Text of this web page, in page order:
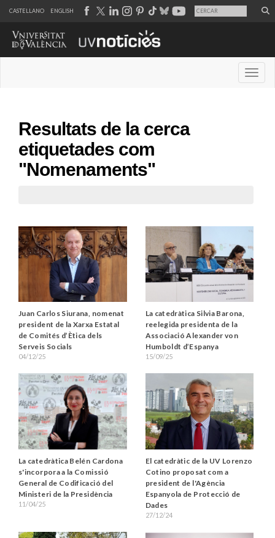
CASTELLANO ENGLISH
Resultats de la cerca
etiquetades com
"Nomenaments"
Juan Carlos Siurana, nomenat
president de la Xarxa Estatal
de Comités d’Ètica dels
Serveis Socials
04/12/25
La catedràtica Silvia Barona,
reelegida presidenta de la
Associació Alexander von
Humboldt d’Espanya
15/09/25
La catedràtica Belén Cardona
s'incorpora a la Comissió
General de Codificació del
Ministeri de la Presidència
11/04/25
El catedràtic de la UV Lorenzo
Cotino proposat com a
president de l'Agència
Espanyola de Protecció de
Dades
27/12/24